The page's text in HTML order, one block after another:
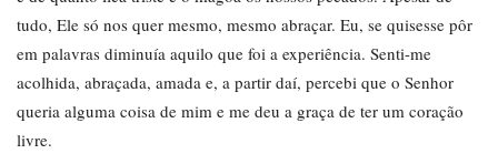
tudo, Ele só nos quer mesmo, mesmo abraçar. Eu, se quisesse pôr
em palavras diminuía aquilo que foi a experiência. Senti-me
acolhida, abraçada, amada e, a partir daí, percebi que o Senhor
queria alguma coisa de mim e me deu a graça de ter um coração
livre.